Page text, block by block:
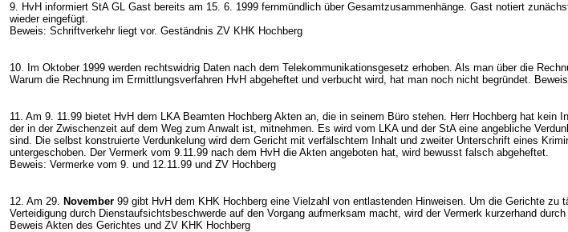
9. HvH informiert StA GL Gast bereits am 15. 6. 1999 fernmündlich über Gesamtzusammenhänge. Gast notiert
wieder eingefügt.
Beweis: Schriftverkehr liegt vor. Geständnis ZV KHK Hochberg
10. Im Oktober 1999 werden rechtswidrig Daten nach dem Telekommunikationsgesetz erhoben. Als man über die
Warum die Rechnung im Ermittlungsverfahren HvH abgeheftet und verbucht wird, hat man noch nicht begründet.
11. Am 9. 11.99 bietet HvH dem LKA Beamten Hochberg Akten an, die in seinem Büro stehen. Herr Hochberg hat
der in der Zwischenzeit auf dem Weg zum Anwalt ist, mitnehmen. Es wird vom LKA und der StA eine angebliche
sind. Die selbst konstruierte Verdunkelung wird dem Gericht mit verfälschtem Inhalt und zweiter Unterschrift eines
untergeschoben. Der Vermerk vom 9.11.99 nach dem HvH die Akten angeboten hat, wird bewusst falsch abgeheftet.
Beweis: Vermerke vom 9. und 12.11.99 und ZV Hochberg
12. Am 29. November 99 gibt HvH dem KHK Hochberg eine Vielzahl von entlastenden Hinweisen. Um die Gerichte zu
Verteidigung durch Dienstaufsichtsbeschwerde auf den Vorgang aufmerksam macht, wird der Vermerk kurzerhand
Beweis Akten des Gerichtes und ZV KHK Hochberg